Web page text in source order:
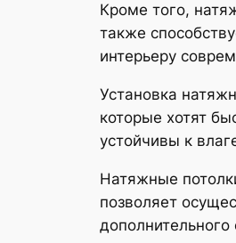
Кроме того,
также
интерьеру
Установка
которые хотят
устойчивы к
Натяжные
позволяет